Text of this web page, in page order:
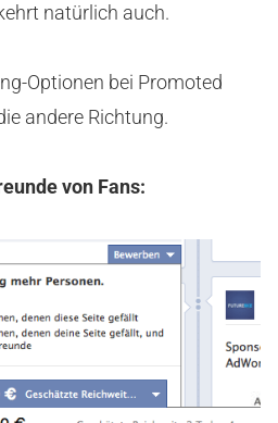
natürlich auch.
Optionen bei Promoted
andere Richtung.
von Fans: